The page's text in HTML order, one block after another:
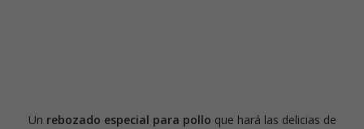
Un rebozado especial para pollo que hará las delicias de